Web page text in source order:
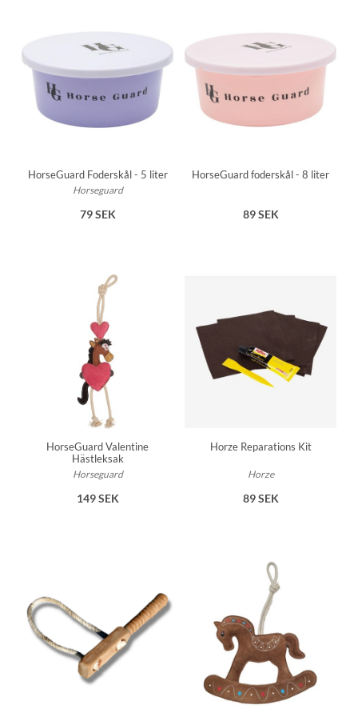
HorseGuard Foderskål - 5 liter
Horseguard
79 SEK
HorseGuard foderskål - 8 liter
89 SEK
HorseGuard Valentine
Hästleksak
Horseguard
149 SEK
Horze Reparations Kit
Horze
89 SEK